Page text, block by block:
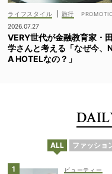
ライフスタイル
旅行
2026.07.27
VERY世代が金融教育家・
学さんと考える「なぜ今、
A HOTELなの？」
ALL ファッショ
ビューティー